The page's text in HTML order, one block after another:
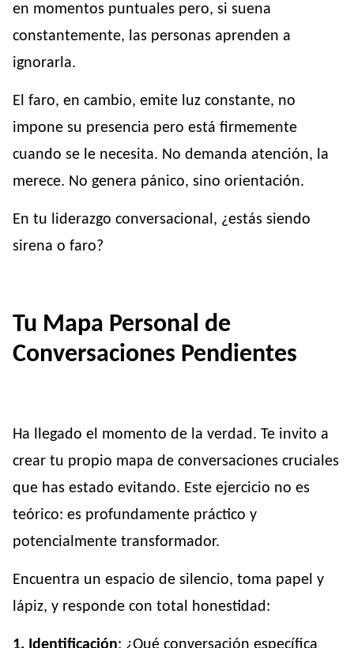
en momentos puntuales pero, si suena
constantemente, las personas aprenden a
ignorarla.
El faro, en cambio, emite luz constante, no
impone su presencia pero está firmemente
cuando se le necesita. No demanda atención, la
merece. No genera pánico, sino orientación.
En tu liderazgo conversacional, ¿estás siendo
sirena o faro?
Tu Mapa Personal de
Conversaciones Pendientes
Ha llegado el momento de la verdad. Te invito a
crear tu propio mapa de conversaciones cruciales
que has estado evitando. Este ejercicio no es
teórico: es profundamente práctico y
potencialmente transformador.
Encuentra un espacio de silencio, toma papel y
lápiz, y responde con total honestidad: